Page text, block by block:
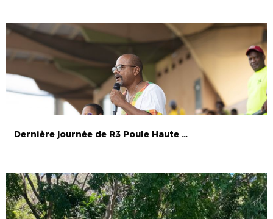
Dernière journée de R3 Poule Haute 2023 - AS Mon Pito 0-0 US Marinoise